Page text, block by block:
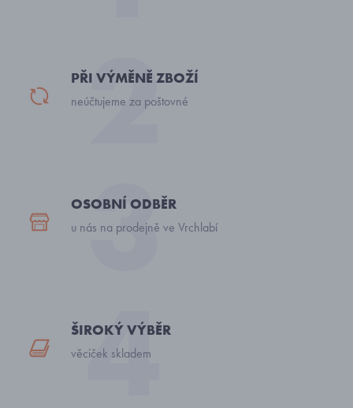
PŘI VÝMĚNĚ ZBOŽÍ
neúčtujeme za poštovné
OSOBNÍ ODBĚR
u nás na prodejně ve Vrchlabí
ŠIROKÝ VÝBĚR
věciček skladem